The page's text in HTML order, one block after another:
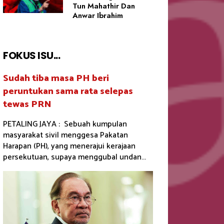
Tun Mahathir Dan
Anwar Ibrahim
FOKUS ISU...
Sudah tiba masa PH beri
peruntukan sama rata selepas
tewas PRN
PETALING JAYA : Sebuah kumpulan
masyarakat sivil menggesa Pakatan
Harapan (PH), yang menerajui kerajaan
persekutuan, supaya menggubal undan...